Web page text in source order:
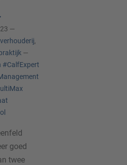
—
,
—
#CalfExpert
goed
twee